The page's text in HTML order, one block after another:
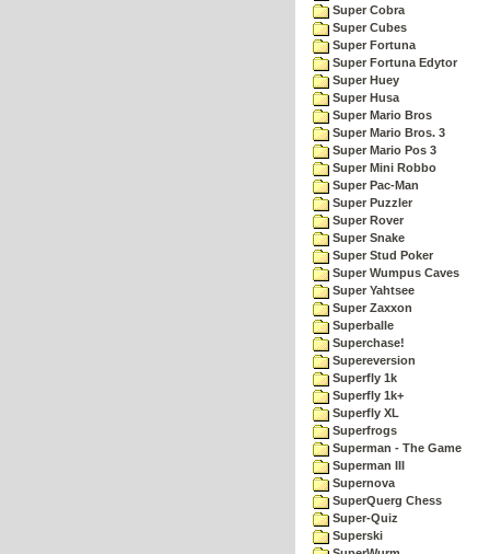
Super Cobra
Super Cubes
Super Fortuna
Super Fortuna Edytor
Super Huey
Super Husa
Super Mario Bros
Super Mario Bros. 3
Super Mario Pos 3
Super Mini Robbo
Super Pac-Man
Super Puzzler
Super Rover
Super Snake
Super Stud Poker
Super Wumpus Caves
Super Yahtsee
Super Zaxxon
Superballe
Superchase!
Supereversion
Superfly 1k
Superfly 1k+
Superfly XL
Superfrogs
Superman - The Game
Superman III
Supernova
SuperQuerg Chess
Super-Quiz
Superski